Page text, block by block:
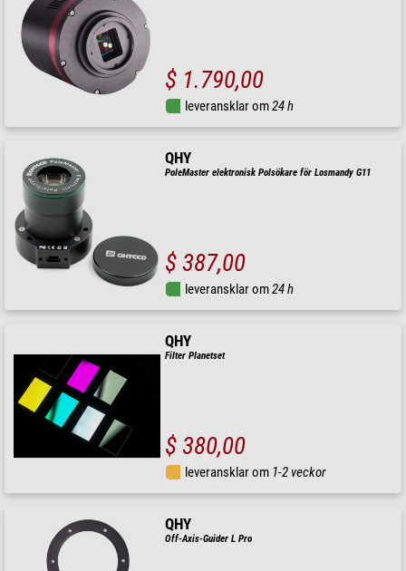
$ 1.790,00
leveransklar om24 h
QHY
PoleMaster elektronisk Polsökare för Losmandy G11
$ 387,00
leveransklar om24 h
QHY
Filter Planetset
$ 380,00
leveransklar om 1-2 veckor
QHY
Off-Axis-Guider L Pro